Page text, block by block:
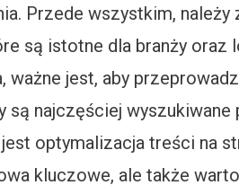
Przede wszystkim,
są istotne dla branży oraz
ważne jest, aby
są najczęściej
optymalizacja treści na
kluczowe, ale także